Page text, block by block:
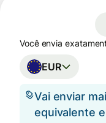
Você envia
EUR
Vai enviar
equivalente